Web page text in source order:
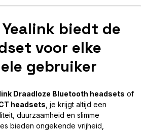
biedt de
voor elke
gebruiker
Draadloze Bluetooth headsets of
headsets , je krijgt altijd een
duurzaamheid en slimme
bieden ongekende vrijheid,